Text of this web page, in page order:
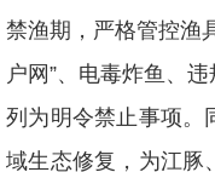
禁渔期，严格管控渔
户网”、电毒炸鱼、
列为明令禁止事项。
域生态修复，为江豚